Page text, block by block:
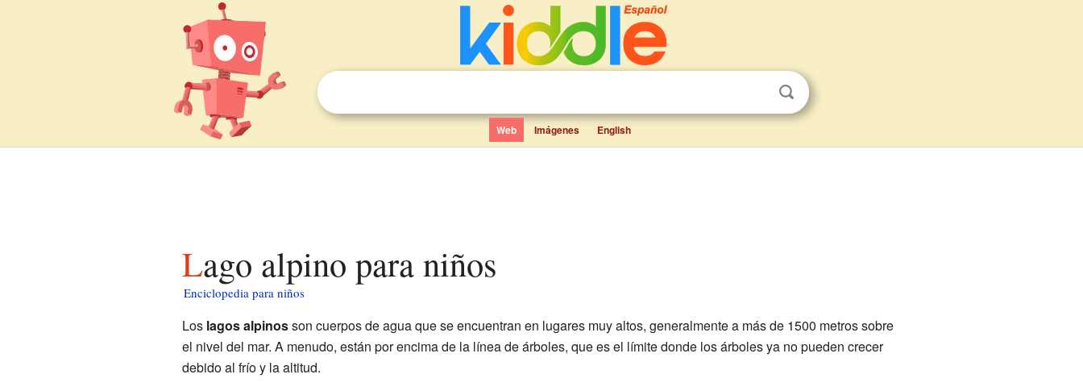
Web Imágenes English
Lago alpino para niños
Enciclopedia para niños
Los lagos alpinosson cuerpos de agua que se encuentran en lugares muy altos, generalmente a más de 1500 metros sobre
el nivel del mar. A menudo, están por encima de la línea de árboles, que es el límite donde los árboles ya no pueden crecer
debido al frío y la altitud.